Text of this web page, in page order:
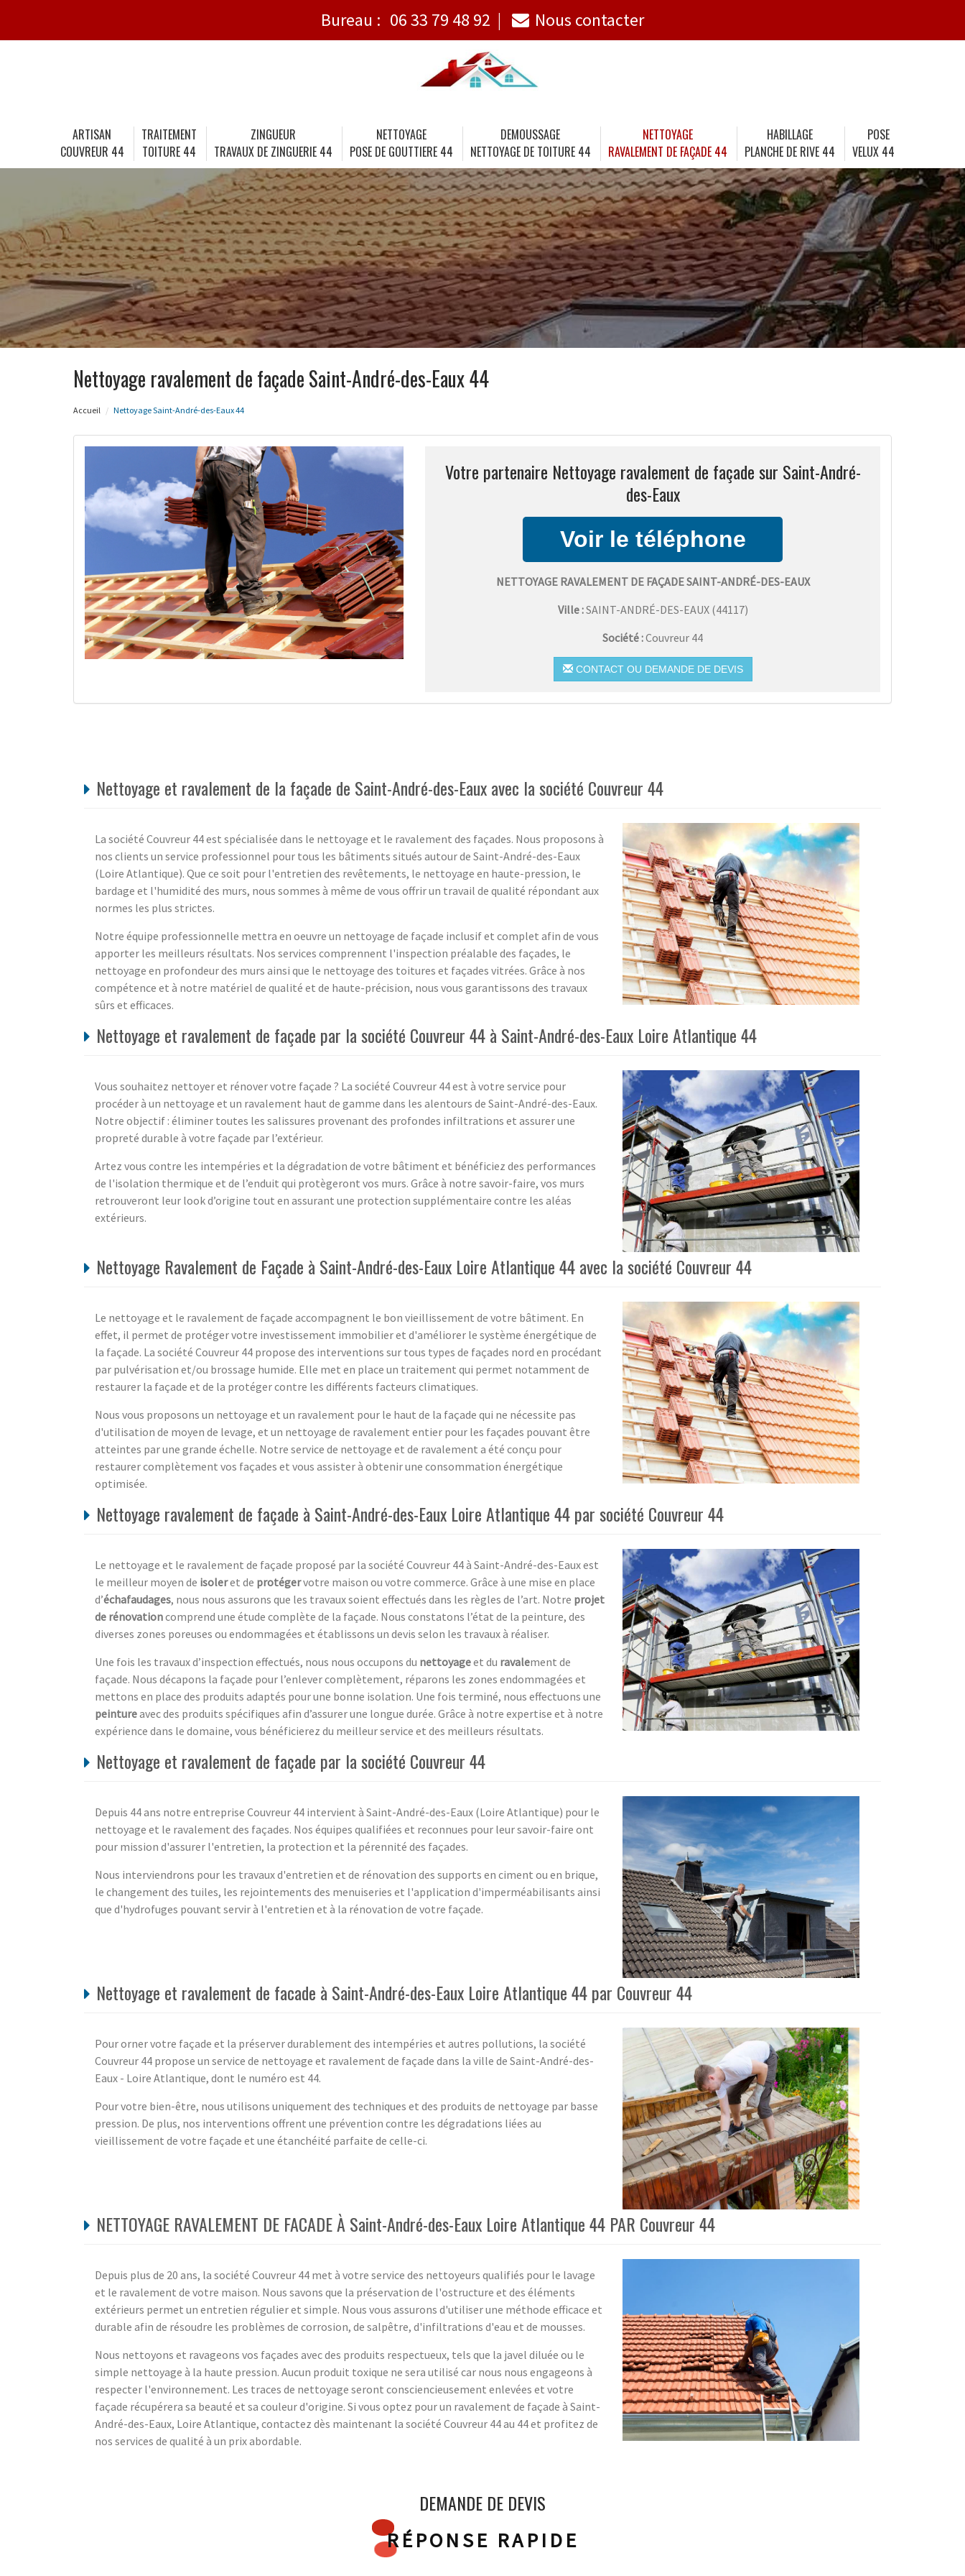
Bureau : 06 33 79 48 92 Nous contacter
ARTISAN
COUVREUR 44
TRAITEMENT
TOITURE 44
ZINGUEUR
TRAVAUX DE ZINGUERIE 44
NETTOYAGE
POSE DE GOUTTIERE 44
DEMOUSSAGE
NETTOYAGE DE TOITURE 44
NETTOYAGE
RAVALEMENT DE FAÇADE 44
HABILLAGE
PLANCHE DE RIVE 44
POSE
VELUX 44
Nettoyage ravalement de façade Saint-André-des-Eaux 44
Accueil Nettoyage Saint-André-des-Eaux 44
Votre partenaire Nettoyage ravalement de façade sur Saint-André-
des-Eaux
NETTOYAGE RAVALEMENT DE FAÇADE SAINT-ANDRÉ-DES-EAUX
Ville :SAINT-ANDRÉ-DES-EAUX(44117)
Société :Couvreur 44
CONTACT OU DEMANDE DE DEVIS
Nettoyage et ravalement de la façade de Saint-André-des-Eaux avec la société Couvreur 44
La société Couvreur 44 est spécialisée dans le nettoyage et le ravalement des façades. Nous proposons à
nos clients un service professionnel pour tous les bâtiments situés autour de Saint-André-des-Eaux
(Loire Atlantique). Que ce soit pour l'entretien des revêtements, le nettoyage en haute-pression, le
bardage et l'humidité des murs, nous sommes à même de vous offrir un travail de qualité répondant aux
normes les plus strictes.
Notre équipe professionnelle mettra en oeuvre un nettoyage de façade inclusif et complet afin de vous
apporter les meilleurs résultats. Nos services comprennent l'inspection préalable des façades, le
nettoyage en profondeur des murs ainsi que le nettoyage des toitures et façades vitrées. Grâce à nos
compétence et à notre matériel de qualité et de haute-précision, nous vous garantissons des travaux
sûrs et efficaces.
Nettoyage et ravalement de façade par la société Couvreur 44 à Saint-André-des-Eaux Loire Atlantique 44
Vous souhaitez nettoyer et rénover votre façade ? La société Couvreur 44 est à votre service pour
procéder à un nettoyage et un ravalement haut de gamme dans les alentours de Saint-André-des-Eaux.
Notre objectif : éliminer toutes les salissures provenant des profondes infiltrations et assurer une
propreté durable à votre façade par l’extérieur.
Artez vous contre les intempéries et la dégradation de votre bâtiment et bénéficiez des performances
de l'isolation thermique et de l’enduit qui protègeront vos murs. Grâce à notre savoir-faire, vos murs
retrouveront leur look d’origine tout en assurant une protection supplémentaire contre les aléas
extérieurs.
Nettoyage Ravalement de Façade à Saint-André-des-Eaux Loire Atlantique 44 avec la société Couvreur 44
Le nettoyage et le ravalement de façade accompagnent le bon vieillissement de votre bâtiment. En
effet, il permet de protéger votre investissement immobilier et d'améliorer le système énergétique de
la façade. La société Couvreur 44 propose des interventions sur tous types de façades nord en procédant
par pulvérisation et/ou brossage humide. Elle met en place un traitement qui permet notamment de
restaurer la façade et de la protéger contre les différents facteurs climatiques.
Nous vous proposons un nettoyage et un ravalement pour le haut de la façade qui ne nécessite pas
d'utilisation de moyen de levage, et un nettoyage de ravalement entier pour les façades pouvant être
atteintes par une grande échelle. Notre service de nettoyage et de ravalement a été conçu pour
restaurer complètement vos façades et vous assister à obtenir une consommation énergétique
optimisée.
Nettoyage ravalement de façade à Saint-André-des-Eaux Loire Atlantique 44 par société Couvreur 44
Le nettoyage et le ravalement de façade proposé par la société Couvreur 44 à Saint-André-des-Eaux est
le meilleur moyen de isoleret de protégervotre maison ou votre commerce. Grâce à une mise en place
d’échafaudages, nous nous assurons que les travaux soient effectués dans les règles de l’art. Notre projet
de rénovationcomprend une étude complète de la façade. Nous constatons l’état de la peinture, des
diverses zones poreuses ou endommagées et établissons un devis selon les travaux à réaliser.
Une fois les travaux d’inspection effectués, nous nous occupons du nettoyageet du ravalement de
façade. Nous décapons la façade pour l’enlever complètement, réparons les zones endommagées et
mettons en place des produits adaptés pour une bonne isolation. Une fois terminé, nous effectuons une
peintureavec des produits spécifiques afin d’assurer une longue durée. Grâce à notre expertise et à notre
expérience dans le domaine, vous bénéficierez du meilleur service et des meilleurs résultats.
Nettoyage et ravalement de façade par la société Couvreur 44
Depuis 44 ans notre entreprise Couvreur 44 intervient à Saint-André-des-Eaux (Loire Atlantique) pour le
nettoyage et le ravalement des façades. Nos équipes qualifiées et reconnues pour leur savoir-faire ont
pour mission d'assurer l'entretien, la protection et la pérennité des façades.
Nous interviendrons pour les travaux d'entretien et de rénovation des supports en ciment ou en brique,
le changement des tuiles, les rejointements des menuiseries et l'application d'imperméabilisants ainsi
que d'hydrofuges pouvant servir à l'entretien et à la rénovation de votre façade.
Nettoyage et ravalement de facade à Saint-André-des-Eaux Loire Atlantique 44 par Couvreur 44
Pour orner votre façade et la préserver durablement des intempéries et autres pollutions, la société
Couvreur 44 propose un service de nettoyage et ravalement de façade dans la ville de Saint-André-des-
Eaux - Loire Atlantique, dont le numéro est 44.
Pour votre bien-être, nous utilisons uniquement des techniques et des produits de nettoyage par basse
pression. De plus, nos interventions offrent une prévention contre les dégradations liées au
vieillissement de votre façade et une étanchéité parfaite de celle-ci.
NETTOYAGE RAVALEMENT DE FACADE À Saint-André-des-Eaux Loire Atlantique 44 PAR Couvreur 44
Depuis plus de 20 ans, la société Couvreur 44 met à votre service des nettoyeurs qualifiés pour le lavage
et le ravalement de votre maison. Nous savons que la préservation de l'ostructure et des éléments
extérieurs permet un entretien régulier et simple. Nous vous assurons d'utiliser une méthode efficace et
durable afin de résoudre les problèmes de corrosion, de salpêtre, d'infiltrations d'eau et de mousses.
Nous nettoyons et ravageons vos façades avec des produits respectueux, tels que la javel diluée ou le
simple nettoyage à la haute pression. Aucun produit toxique ne sera utilisé car nous nous engageons à
respecter l'environnement. Les traces de nettoyage seront consciencieusement enlevées et votre
façade récupérera sa beauté et sa couleur d'origine. Si vous optez pour un ravalement de façade à Saint-
André-des-Eaux, Loire Atlantique, contactez dès maintenant la société Couvreur 44 au 44 et profitez de
nos services de qualité à un prix abordable.
DEMANDE DE DEVIS
RÉPONSE RAPIDE